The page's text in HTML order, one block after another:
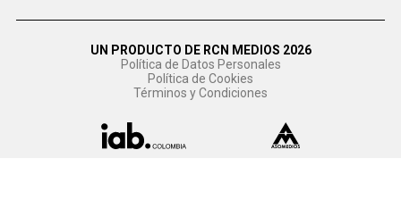
UN PRODUCTO DE RCN MEDIOS 2026
Política de Datos Personales
Política de Cookies
Términos y Condiciones